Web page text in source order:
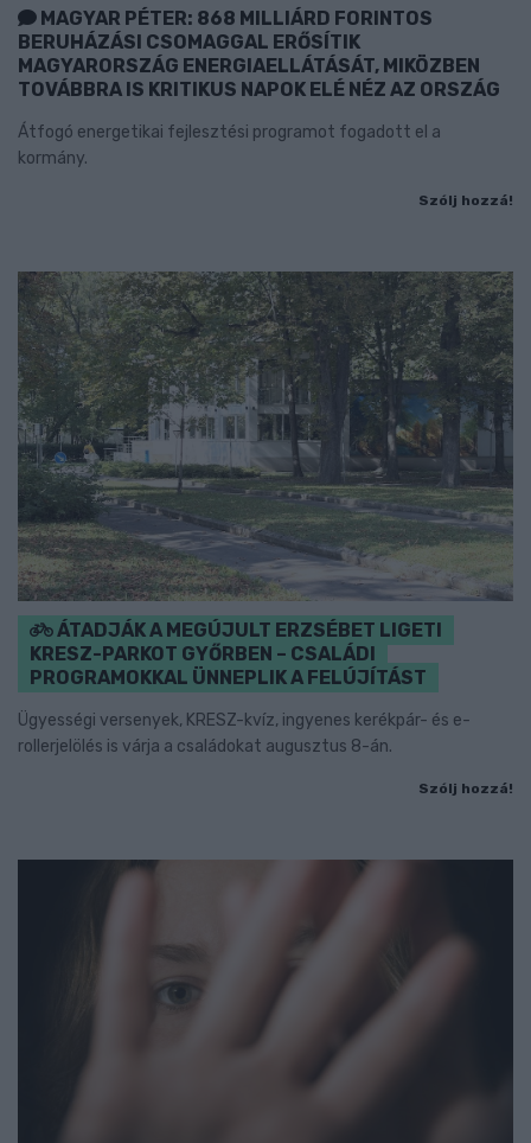
MAGYAR PÉTER: 868 MILLIÁRD FORINTOS
BERUHÁZÁSI CSOMAGGAL ERŐSÍTIK
MAGYARORSZÁG ENERGIAELLÁTÁSÁT, MIKÖZBEN
TOVÁBBRA IS KRITIKUS NAPOK ELÉ NÉZ AZ ORSZÁG
Átfogó energetikai fejlesztési programot fogadott el a
kormány.
Szólj hozzá!
ÁTADJÁK A MEGÚJULT ERZSÉBET LIGETI
KRESZ-PARKOT GYŐRBEN – CSALÁDI
PROGRAMOKKAL ÜNNEPLIK A FELÚJÍTÁST
Ügyességi versenyek, KRESZ-kvíz, ingyenes kerékpár- és e-
rollerjelölés is várja a családokat augusztus 8-án.
Szólj hozzá!